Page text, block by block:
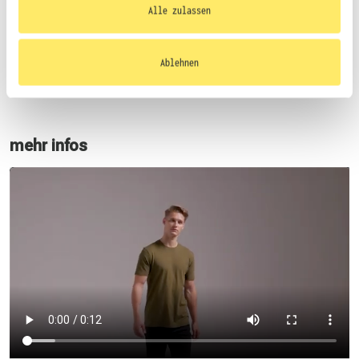
Ihrer Nutzung der Dienste gesammelt haben.
Alle zulassen
Ablehnen
Größentabelle
Datenblatt
mehr infos